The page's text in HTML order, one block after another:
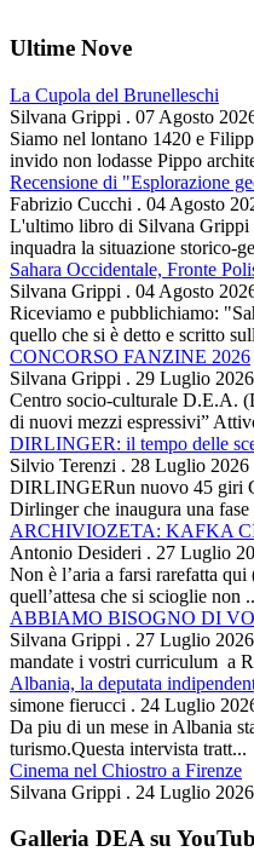
Ultime Nove
La Cupola del Brunelleschi
Silvana Grippi . 07 Agosto
Siamo nel lontano 1420 e
invido non lodasse Pippo
Recensione di "Esplorazione
Fabrizio Cucchi . 04 Agosto
L'ultimo libro di Silvana Grippi
inquadra la situazione storico-
Sahara Occidentale, Fronte
Silvana Grippi . 04 Agosto
Riceviamo e pubblichiamo:
quello che si è detto e scritto
CONCORSO FANZINE 2026
Silvana Grippi . 29 Luglio 2026
Centro socio-culturale D.E.A.
di nuovi mezzi espressivi”
DIRLINGER: il tempo delle
Silvio Terenzi . 28 Luglio 2026
DIRLINGERun nuovo 45 giri
Dirlinger che inaugura una
ARCHIVIOZETA: KAFKA
Antonio Desideri . 27 Luglio
Non è l’aria a farsi rarefatta
quell’attesa che si scioglie non
ABBIAMO BISOGNO DI
Silvana Grippi . 27 Luglio 2026
mandate i vostri curriculum a
Albania, la deputata
simone fierucci . 24 Luglio
Da piu di un mese in Albania
turismo.Questa intervista tratt...
Cinema nel Chiostro a Firenze
Silvana Grippi . 24 Luglio 2026
Galleria DEA su